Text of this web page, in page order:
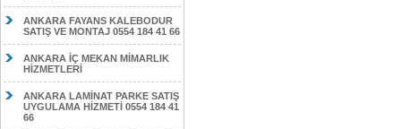
ANKARA FAYANS KALEBODUR
SATIŞ VE MONTAJ 0554 184 41 66
ANKARA İÇ MEKAN MİMARLIK
HİZMETLERİ
ANKARA LAMİNAT PARKE SATIŞ
UYGULAMA HİZMETİ 0554 184 41
66